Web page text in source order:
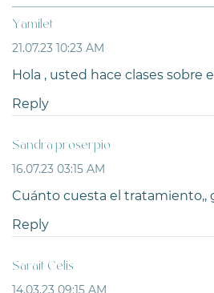
Yamilet
21.07.23 10:23 AM
Hola , usted hace clases sobre
Reply
Sandra proserpio
16.07.23 03:15 AM
Cuánto cuesta el tratamiento,,
Reply
Sarait Celis
14.03.23 09:15 AM